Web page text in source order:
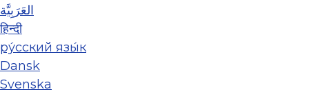
العَرَبِيَّة
हिन्दी
ру́сский язы́к
Dansk
Svenska